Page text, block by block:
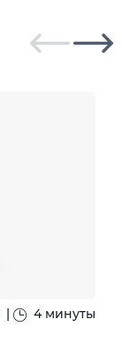
| 4 минуты